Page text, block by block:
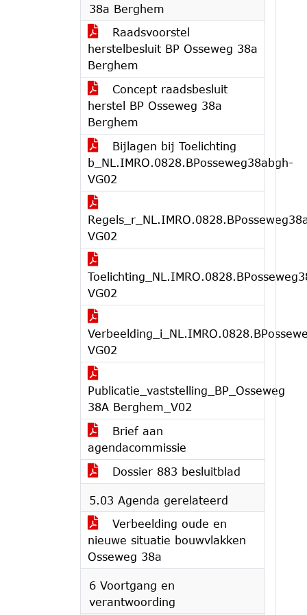
38a Berghem
Raadsvoorstel
herstelbesluit BP Osseweg 38a
Berghem
Concept raadsbesluit
herstel BP Osseweg 38a
Berghem
Bijlagen bij Toelichting
b_NL.IMRO.0828.BPosseweg38abgh-
VG02
VG02
VG02
VG02
Publicatie_vaststelling_BP_Osseweg
38A Berghem_V02
Brief aan
agendacommissie
Dossier 883 besluitblad
5.03 Agenda gerelateerd
Verbeelding oude en
nieuwe situatie bouwvlakken
Osseweg 38a
6 Voortgang en
verantwoording